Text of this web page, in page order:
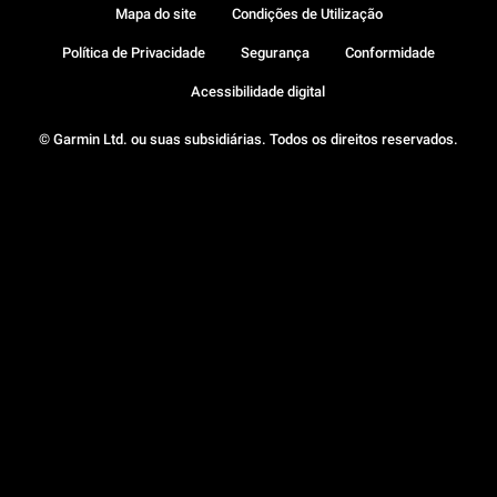
© Garmin Ltd. ou suas subsidiárias. Todos os direitos reservados.
Mapa do site Condições de Utilização
Política de Privacidade Segurança Conformidade
Acessibilidade digital